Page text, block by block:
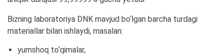
Bizning laboratoriya DNK mavjud bo‘lgan barcha turdagi
materiallar bilan ishlaydi, masalan:
yumshoq to‘qimalar,